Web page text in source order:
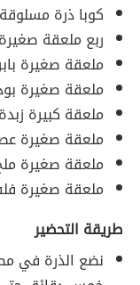
كوبا ذرة
ربع ملعقة
ملعقة صغيرة
ملعقة صغيرة
ملعقة كبيرة
ملعقة صغيرة
ملعقة صغيرة
ملعقة صغيرة
طريقة التحضير
نضع الذرة في